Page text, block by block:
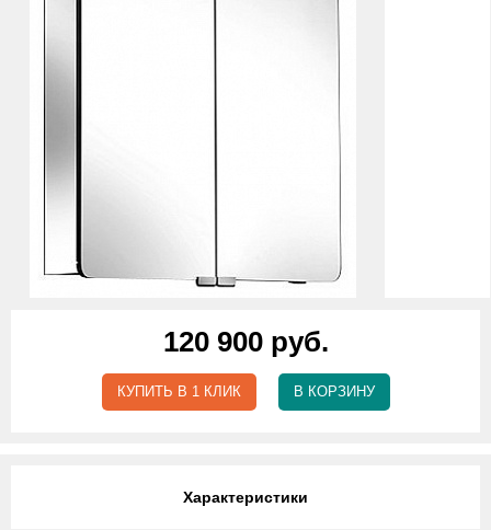
120 900 руб.
КУПИТЬ В 1 КЛИК В КОРЗИНУ
Характеристики